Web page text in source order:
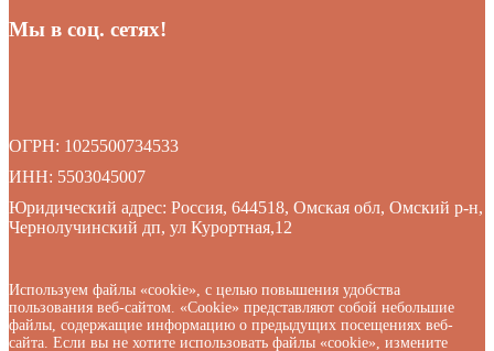
Мы в соц. сетях!
ОГРН: 1025500734533
ИНН: 5503045007
Юридический адрес: Россия, 644518, Омская обл, Омский р-н,
Чернолучинский дп, ул Курортная,12
Используем файлы «cookie», с целью повышения удобства
пользования веб-сайтом. «Cookie» представляют собой небольшие
файлы, содержащие информацию о предыдущих посещениях веб-
сайта. Если вы не хотите использовать файлы «cookie», измените